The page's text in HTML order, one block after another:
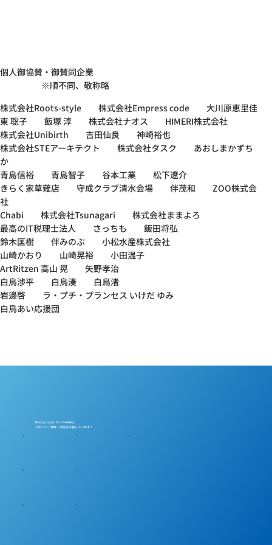
個人御協賛・御賛同企業
※順不同、敬称略
株式会社Roots-style 株式会社Empress code 大川原恵里佳
東 聡子 飯塚 淳 株式会社ナオス HIMERI株式会社
株式会社Unibirth 吉田仙良 神崎裕也
株式会社STEアーキテクト 株式会社タスク あおしまかずち
か
青島信裕 青島智子 谷本工業 松下遼介
きらく家草薙店 守成クラブ清水会場 伴茂和 ZOO株式会
社
Chabi 株式会社Tsunagari 株式会社ままよろ
最高のIT税理士法人 さっちも 飯田将弘
鈴木匡樹 伴みのぶ 小松水産株式会社
山崎かおり 山崎晃裕 小田温子
ArtRitzen 高山 晃 矢野孝治
白鳥渉平 白鳥湊 白鳥渚
岩邊啓 ラ・プチ・プランセス いけだ ゆみ
白鳥あい応援団
Beauty Japan FUJIYAMAは、
スポーツ・地域・学生を応援しています！